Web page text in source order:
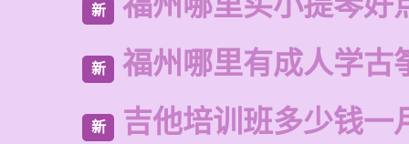
新
新 福州哪里有成人学古
新 吉他培训班多少钱一